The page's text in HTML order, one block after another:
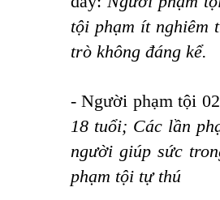
tội phạm ít nghiêm
trò không đáng kể.
- Người phạm tội
18 tuổi; Các lần
người giúp sức
phạm tội tự thú